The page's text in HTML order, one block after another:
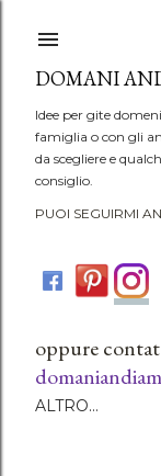
DOMANI
Idee per gite
famiglia o con gli
da scegliere e
consiglio.
PUOI SEGUIRMI
oppure
ALTRO…